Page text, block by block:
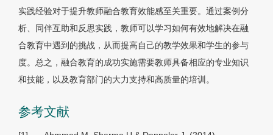
实践经验对于提升教师融合教育效能感至关重要。通过案例分
析、同伴互助和反思实践，教师可以学习如何有效地解决在融
合教育中遇到的挑战，从而提高自己的教学效果和学生的参与
度。总之，融合教育的成功实施需要教师具备相应的专业知识
和技能，以及教育部门的大力支持和高质量的培训。
参考文献